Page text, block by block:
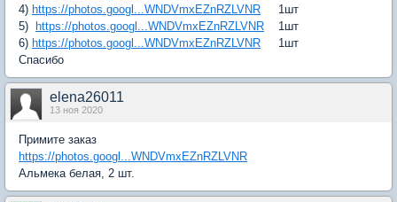
4) https://photos.googl...WNDVmxEZnRZLVNR 1шт
5)
https://photos.googl...WNDVmxEZnRZLVNR 1шт
6) https://photos.googl...WNDVmxEZnRZLVNR 1шт
Спасибо
elena26011
13 ноя 2020
Примите заказ
https://photos.googl...WNDVmxEZnRZLVNR
Альмека белая, 2 шт.